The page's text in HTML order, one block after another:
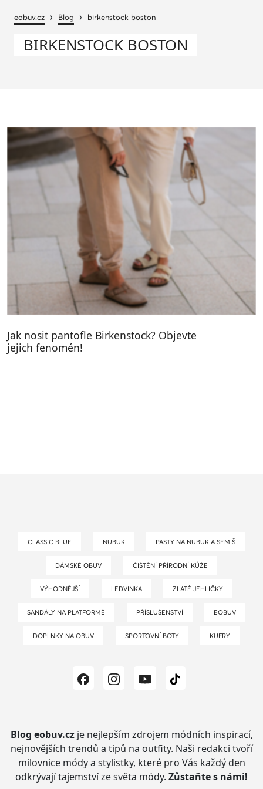
eobuv.cz › Blog › birkenstock boston
BIRKENSTOCK BOSTON
Jak nosit pantofle Birkenstock? Objevte
jejich fenomén!
CLASSIC BLUE NUBUK PASTY NA NUBUK A SEMIŠ
DÁMSKÉ OBUV ČIŠTĚNÍ PŘÍRODNÍ KŮŽE
VÝHODNĚJŠÍ LEDVINKA ZLATÉ JEHLIČKY
SANDÁLY NA PLATFORMĚ PŘÍSLUŠENSTVÍ EOBUV
DOPLNKY NA OBUV SPORTOVNÍ BOTY KUFRY
Blog eobuv.czje nejlepším zdrojem módních inspirací,
nejnovějších trendů a tipů na outfity. Naši redakci tvoří
milovnice módy a stylistky, které pro Vás každý den
odkrývají tajemství ze světa módy. Zůstaňte s námi!